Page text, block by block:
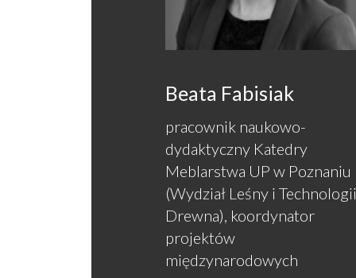
Beata Fabisiak
pracownik naukowo-
dydaktyczny Katedry
Meblarstwa UP w Poznaniu
(Wydział Leśny i Technologii
Drewna), koordynator
projektów
międzynarodowych